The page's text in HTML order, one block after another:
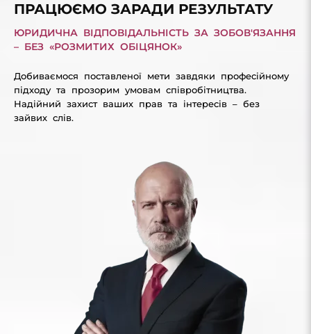
ПРАЦЮЄМО ЗАРАДИ РЕЗУЛЬТАТУ
ЮРИДИЧНА ВІДПОВІДАЛЬНІСТЬ ЗА ЗОБОВ'ЯЗАННЯ
– БЕЗ «РОЗМИТИХ ОБІЦЯНОК»
Добиваємося поставленої мети завдяки професійному
підходу та прозорим умовам співробітництва.
Надійний захист ваших прав та інтересів – без
зайвих слів.